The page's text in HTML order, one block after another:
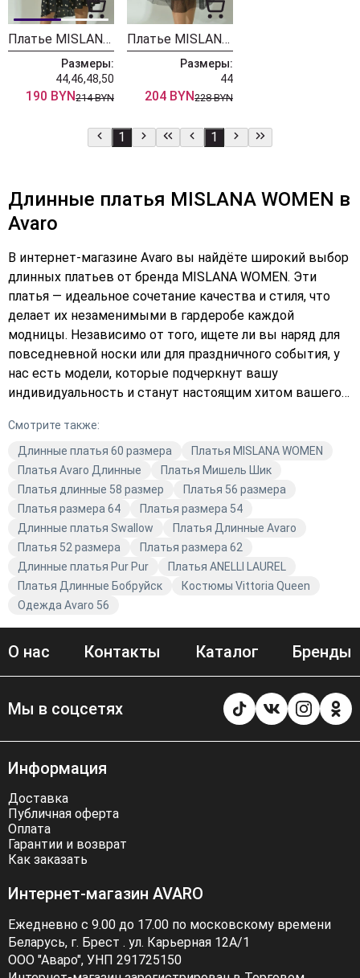
Платье MISLANA WOMEN 537
Размеры:
44,46,48,50
190 BYN214 BYN
Платье MISLANA WOMEN 499
Размеры:
44
204 BYN228 BYN
1 1
Длинные платья MISLANA WOMEN в
Avaro
В интернет-магазине Avaro вы найдёте широкий выбор
длинных платьев от бренда MISLANA WOMEN. Эти
платья — идеальное сочетание качества и стиля, что
делает их незаменимыми в гардеробе каждой
модницы. Независимо от того, ищете ли вы наряд для
повседневной носки или для праздничного события, у
нас есть модели, которые подчеркнут вашу
индивидуальность и станут настоящим хитом вашего
обеспечивают комфорт и лёгкость, а разнообразие
стилей — от повседневного до праздничного —
позволяет каждой женщине найти свой идеальный
образ. Яркие цвета и нежные розовые оттенки
добавят яркости и женственности вашему образу.
Бренд MISLANA WOMEN известен своим вниманием к
деталям и использованием только
высококачественных материалов. Каждая модель —
это результат тщательной работы дизайнеров и
мастеров, что гарантирует не только безупречный
внешний вид, но и долговечность изделий. Выбирая
одежду MISLANA WOMEN, вы выбираете качество и
стиль, которые будут радовать вас каждый день.
Смотрите также:
Длинные платья 60 размера
Платья MISLANA WOMEN
Платья Avaro Длинные
Платья Мишель Шик
Платья длинные 58 размер
Платья 56 размера
Платья размера 64
Платья размера 54
Длинные платья Swallow
Платья Длинные Avaro
Платья 52 размера
Платья размера 62
Длинные платья Pur Pur
Платья ANELLI LAUREL
Платья Длинные Бобруйск
Костюмы Vittoria Queen
Одежда Avaro 56
О нас Контакты Каталог Бренды
Мы в соцсетях
Информация
Доставка
Публичная оферта
Оплата
Гарантии и возврат
Как заказать
Интернет-магазин AVARO
Ежедневно с 9.00 до 17.00 по московскому времени
Беларусь, г. Брест . ул. Карьерная 12А/1
ООО "Аваро", УНП 291725150